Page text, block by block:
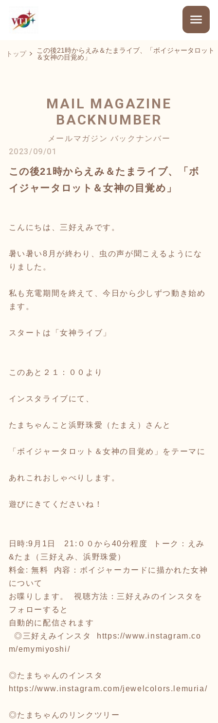
トップ
この後21時からえみ＆たまライブ、「ボイジャータロット
＆女神の目覚め」
MAIL MAGAZINE
BACKNUMBER
メールマガジン バックナンバー
2023/09/01
この後21時からえみ＆たまライブ、「ボ
イジャータロット＆女神の目覚め」
こんにちは、三好えみです。
暑い暑い8月が終わり、虫の声が聞こえるようにな
りました。
私も充電期間を終えて、今日から少しずつ動き始め
ます。
スタートは「女神ライブ」
このあと２１：００より
インスタライブにて、
たまちゃんこと浜野珠愛（たまえ）さんと
「ボイジャータロット＆女神の目覚め」をテーマに
あれこれおしゃべりします。
遊びにきてくださいね！
日時:9月1日 21:００から40分程度 トーク：えみ
&たま（三好えみ、浜野珠愛）
料金: 無料 内容：ボイジャーカードに描かれた女神
について
お喋りします。 視聴方法：三好えみのインスタを
フォローすると
自動的に配信されます
◎三好えみインスタ
https://www.instagram.co
m/emymiyoshi/
◎たまちゃんのインスタ
https://www.instagram.com/jewelcolors.lemuria/
◎たまちゃんのリンクツリー